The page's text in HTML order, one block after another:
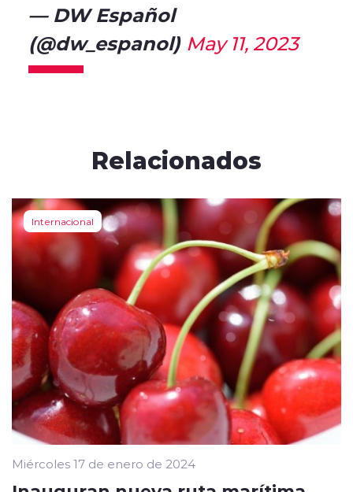
— DW Español
(@dw_espanol) May 11, 2023
Relacionados
Internacional
Miércoles 17 de enero de 2024